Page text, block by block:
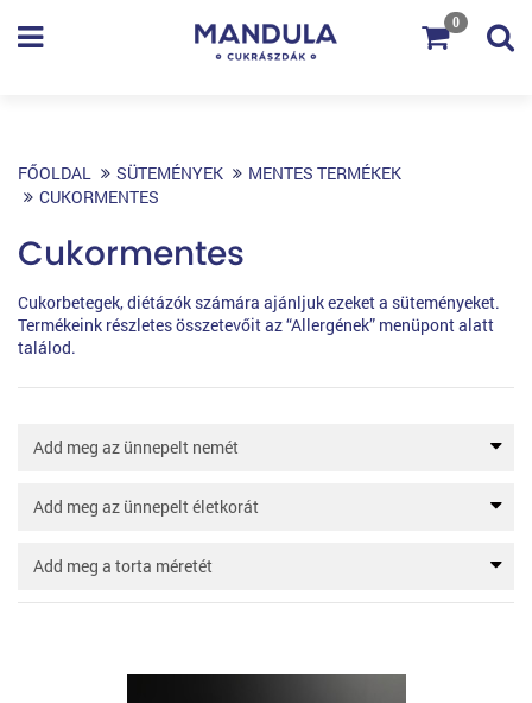
0
FŐOLDAL SÜTEMÉNYEK
MENTES TERMÉKEK
CUKORMENTES
Cukormentes
Cukorbetegek, diétázók számára ajánljuk ezeket a süteményeket.
Termékeink részletes összetevőit az “Allergének” menüpont alatt
találod.